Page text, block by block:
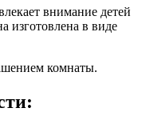
внимание детей
изготовлена в виде
комнаты.